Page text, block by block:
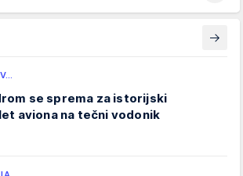
se sprema za istorijski
aviona na tečni vodonik